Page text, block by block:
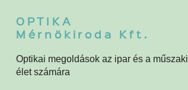
OPTIKA
Mérnökiroda Kft.
Optikai megoldások az ipar és a műszaki
élet számára